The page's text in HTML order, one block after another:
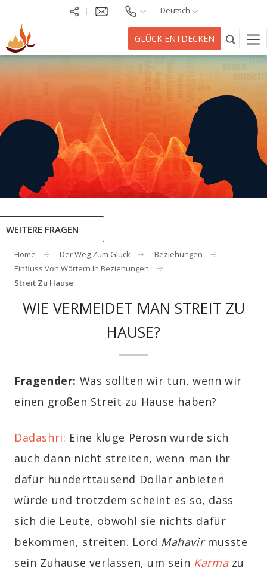
Deutsch
GLÜCK ENTDECKEN
WEITERE FRAGEN
Home Der Weg Zum Glück
Beziehungen
Einfluss Von Wörtern In Beziehungen
Streit Zu Hause
WIE VERMEIDET MAN STREIT ZU
HAUSE?
Fragender: Was sollten wir tun, wenn wir
einen großen Streit zu Hause haben?
Dadashri: Eine kluge Perosn würde sich
auch dann nicht streiten, wenn man ihr
dafür hunderttausend Dollar anbieten
würde und trotzdem scheint es so, dass
sich die Leute, obwohl sie nichts dafür
bekommen, streiten. Lord Mahavirmusste
sein Zuhause verlassen, um sein Karma zu